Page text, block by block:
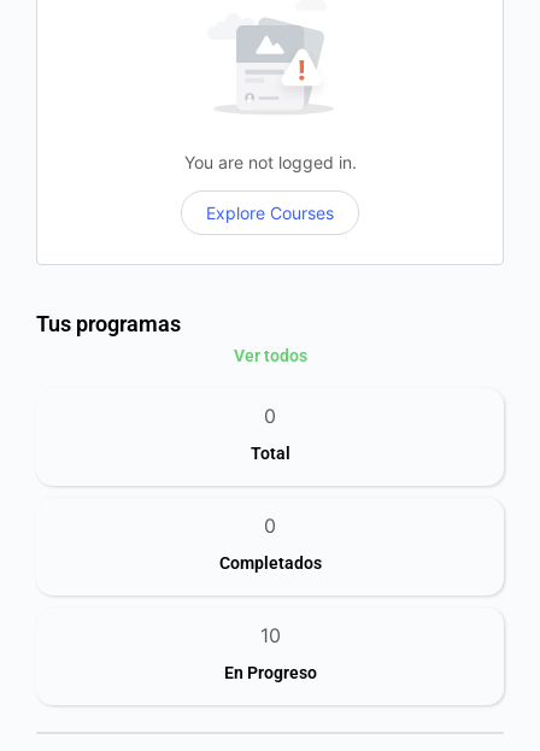
You are not logged in.
Explore Courses
Tus programas
Ver todos
0
Total
0
Completados
10
En Progreso